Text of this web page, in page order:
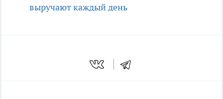
выручают каждый день